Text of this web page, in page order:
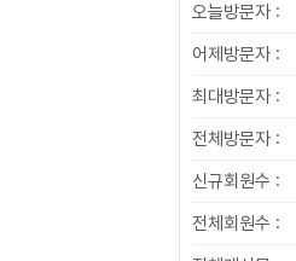
오늘방문자 :
어제방문자 :
최대방문자 :
전체방문자 :
신규회원수 :
전체회원수 :